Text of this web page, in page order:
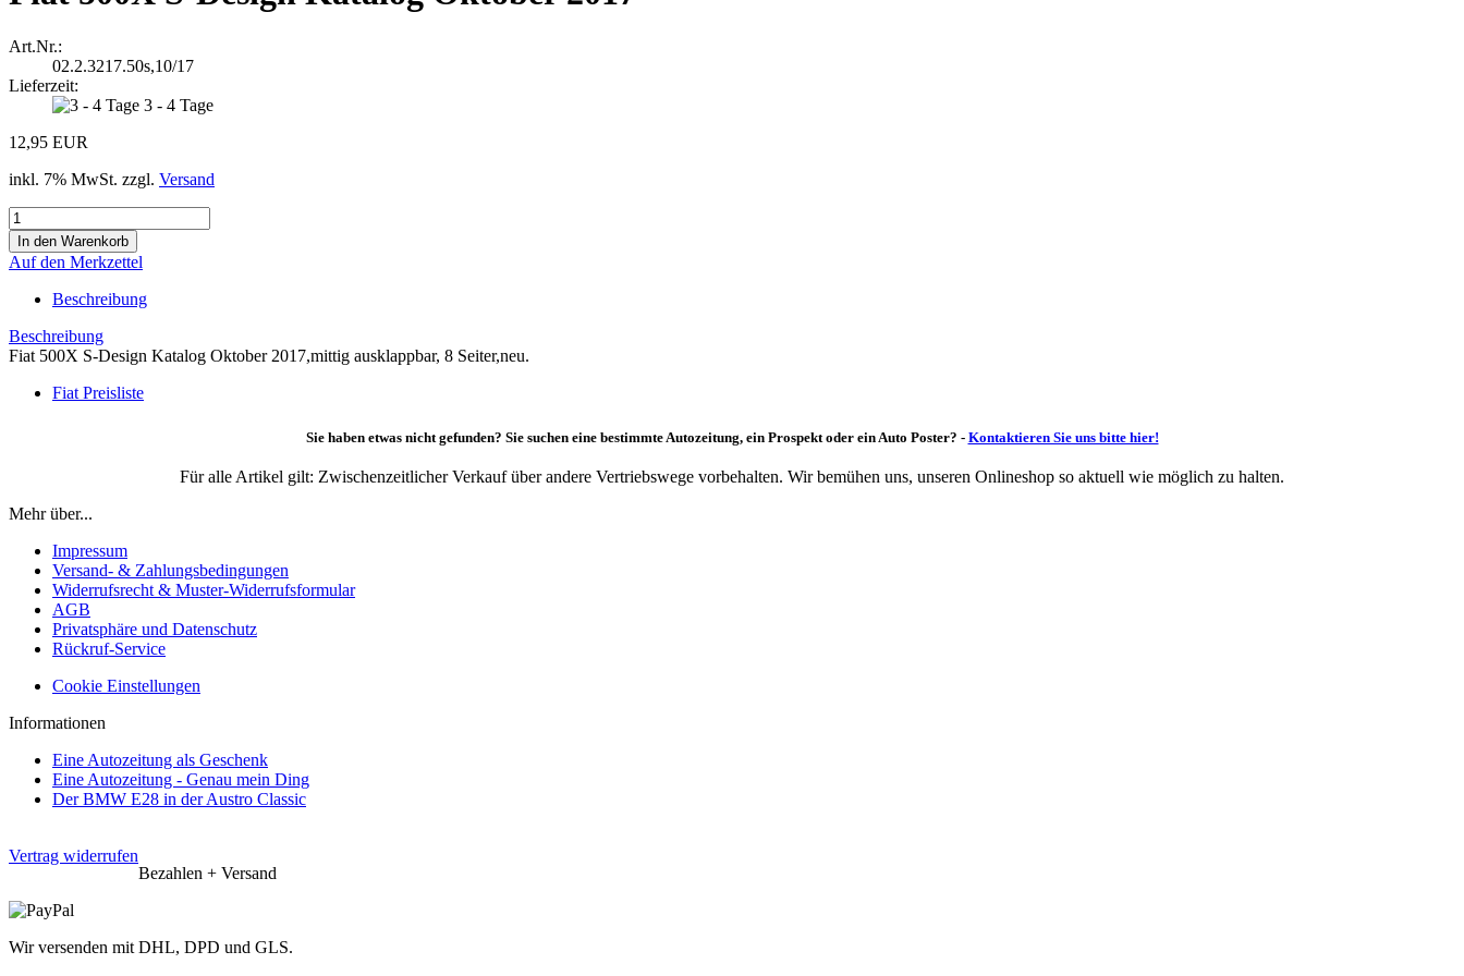
Art.Nr.:
02.2.3217.50s,10/17
Lieferzeit:
3 - 4 Tage
12,95 EUR
inkl. 7% MwSt. zzgl. Versand
Auf den Merkzettel
Beschreibung
Beschreibung
Fiat 500X S-Design Katalog Oktober 2017,mittig ausklappbar, 8 Seiter,neu.
Fiat Preisliste
Sie haben etwas nicht gefunden? Sie suchen eine bestimmte Autozeitung, ein Prospekt oder ein Auto Poster? - Kontaktieren Sie uns bitte hier!
Für alle Artikel gilt: Zwischenzeitlicher Verkauf über andere Vertriebswege vorbehalten. Wir bemühen uns, unseren Onlineshop so aktuell wie möglich zu halten.
Mehr über...
Impressum
Versand- & Zahlungsbedingungen
Widerrufsrecht & Muster-Widerrufsformular
AGB
Privatsphäre und Datenschutz
Rückruf-Service
Cookie Einstellungen
Informationen
Eine Autozeitung als Geschenk
Eine Autozeitung - Genau mein Ding
Der BMW E28 in der Austro Classic
Vertrag widerrufen
Bezahlen + Versand
Wir versenden mit DHL, DPD und GLS.